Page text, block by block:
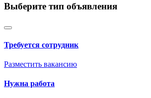
Выберите тип объявления
Требуется сотрудник
Разместить вакансию
Нужна работа